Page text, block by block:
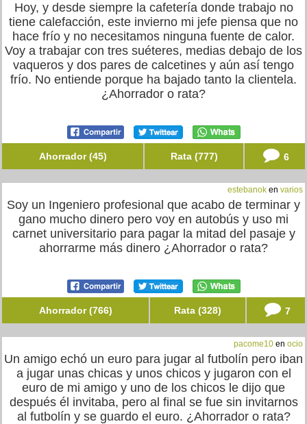
Hoy, y desde siempre la cafetería donde trabajo no
tiene calefacción, este invierno mi jefe piensa que no
hace frío y no necesitamos ninguna fuente de calor.
Voy a trabajar con tres suéteres, medias debajo de los
vaqueros y dos pares de calcetines y aún así tengo
frío. No entiende porque ha bajado tanto la clientela.
¿Ahorrador o rata?
Ahorrador (45) Rata (777) 6
estebanok en varios
Soy un Ingeniero profesional que acabo de terminar y
gano mucho dinero pero voy en autobús y uso mi
carnet universitario para pagar la mitad del pasaje y
ahorrarme más dinero ¿Ahorrador o rata?
Ahorrador (766) Rata (328) 7
pacome10 en ocio
Un amigo echó un euro para jugar al futbolín pero iban
a jugar unas chicas y unos chicos y jugaron con el
euro de mi amigo y uno de los chicos le dijo que
después él invitaba, pero al final se fue sin invitarnos
al futbolín y se guardo el euro. ¿Ahorrador o rata?